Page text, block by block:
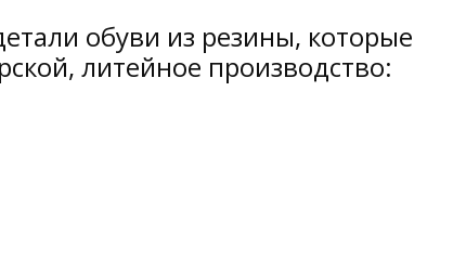
обуви из резины, которые
литейное производство: